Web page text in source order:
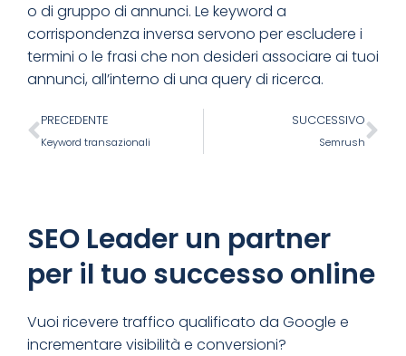
o di gruppo di annunci. Le keyword a
corrispondenza inversa servono per escludere i
termini o le frasi che non desideri associare ai tuoi
annunci, all’interno di una query di ricerca.
PRECEDENTE
Keyword transazionali
SUCCESSIVO
Semrush
SEO Leader un partner
per il tuo successo online
Vuoi ricevere traffico qualificato da Google e
incrementare visibilità e conversioni?